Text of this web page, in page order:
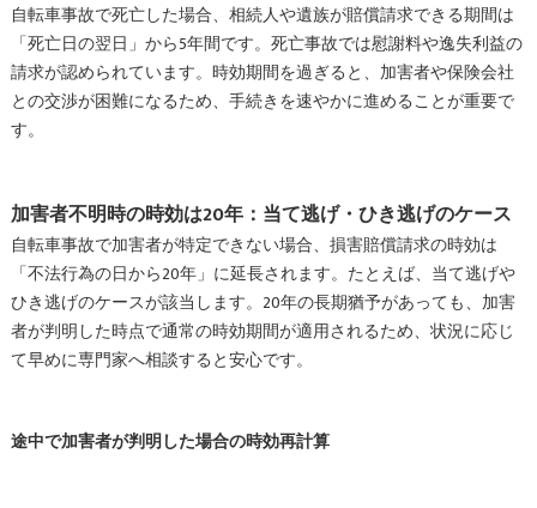
自転車事故で死亡した場合、相続人や遺族が賠償請求できる期間は
「死亡日の翌日」から5年間です。死亡事故では慰謝料や逸失利益の
請求が認められています。時効期間を過ぎると、加害者や保険会社
との交渉が困難になるため、手続きを速やかに進めることが重要で
す。
加害者不明時の時効は20年：当て逃げ・ひき逃げのケース
自転車事故で加害者が特定できない場合、損害賠償請求の時効は
「不法行為の日から20年」に延長されます。たとえば、当て逃げや
ひき逃げのケースが該当します。20年の長期猶予があっても、加害
者が判明した時点で通常の時効期間が適用されるため、状況に応じ
て早めに専門家へ相談すると安心です。
途中で加害者が判明した場合の時効再計算